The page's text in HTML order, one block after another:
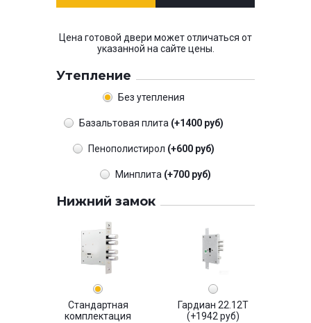
Цена готовой двери может отличаться от
указанной на сайте цены.
Утепление
Без утепления
Базальтовая плита (+1400 руб)
Пенополистирол (+600 руб)
Минплита (+700 руб)
Нижний замок
Стандартная
комплектация
Гардиан 22.12Т
(+1942 руб)